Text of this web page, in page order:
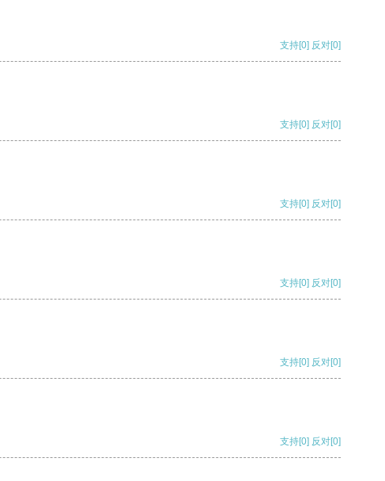
支持[0] 反对[0]
支持[0] 反对[0]
支持[0] 反对[0]
支持[0] 反对[0]
支持[0] 反对[0]
支持[0] 反对[0]